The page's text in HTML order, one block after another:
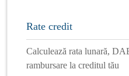
Rate credit
Calculează rata lunară,
rambursare la creditul tău